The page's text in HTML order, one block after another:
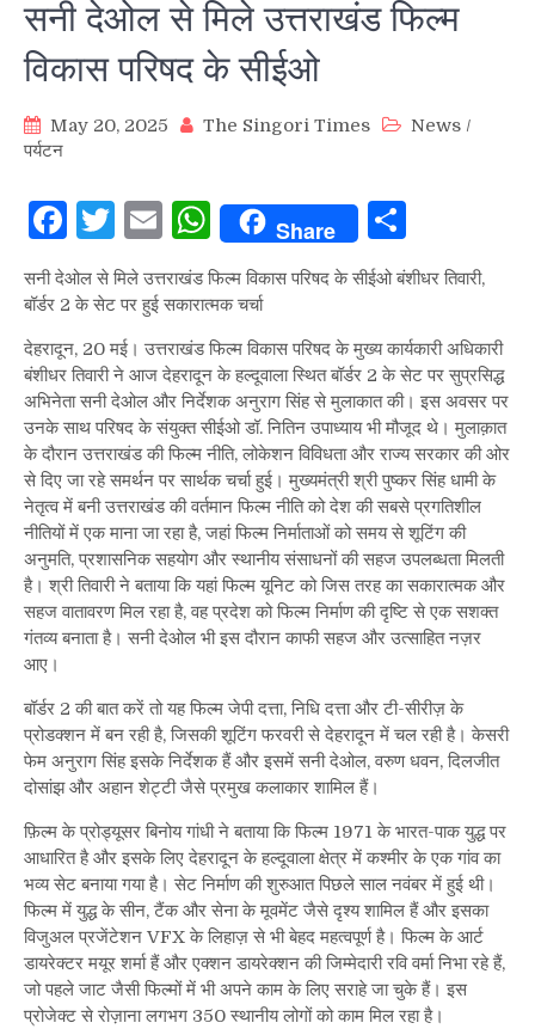
सनी देओल से मिले उत्तराखंड फिल्म
विकास परिषद के सीईओ
May 20, 2025 The Singori Times News /
पर्यटन
Facebook
Twitter
EmailWhatsApp
Share
सनी देओल से मिले उत्तराखंड फिल्म विकास परिषद के सीईओ बंशीधर तिवारी,
बॉर्डर 2 के सेट पर हुई सकारात्मक चर्चा
देहरादून, 20 मई। उत्तराखंड फिल्म विकास परिषद के मुख्य कार्यकारी अधिकारी
बंशीधर तिवारी ने आज देहरादून के हल्दूवाला स्थित बॉर्डर 2 के सेट पर सुप्रसिद्ध
अभिनेता सनी देओल और निर्देशक अनुराग सिंह से मुलाकात की। इस अवसर पर
उनके साथ परिषद के संयुक्त सीईओ डॉ. नितिन उपाध्याय भी मौजूद थे। मुलाक़ात
के दौरान उत्तराखंड की फिल्म नीति, लोकेशन विविधता और राज्य सरकार की ओर
से दिए जा रहे समर्थन पर सार्थक चर्चा हुई। मुख्यमंत्री श्री पुष्कर सिंह धामी के
नेतृत्व में बनी उत्तराखंड की वर्तमान फिल्म नीति को देश की सबसे प्रगतिशील
नीतियों में एक माना जा रहा है, जहां फिल्म निर्माताओं को समय से शूटिंग की
अनुमति, प्रशासनिक सहयोग और स्थानीय संसाधनों की सहज उपलब्धता मिलती
है। श्री तिवारी ने बताया कि यहां फिल्म यूनिट को जिस तरह का सकारात्मक और
सहज वातावरण मिल रहा है, वह प्रदेश को फिल्म निर्माण की दृष्टि से एक सशक्त
गंतव्य बनाता है। सनी देओल भी इस दौरान काफी सहज और उत्साहित नज़र
आए।
बॉर्डर 2 की बात करें तो यह फिल्म जेपी दत्ता, निधि दत्ता और टी-सीरीज़ के
प्रोडक्शन में बन रही है, जिसकी शूटिंग फरवरी से देहरादून में चल रही है। केसरी
फेम अनुराग सिंह इसके निर्देशक हैं और इसमें सनी देओल, वरुण धवन, दिलजीत
दोसांझ और अहान शेट्टी जैसे प्रमुख कलाकार शामिल हैं।
फ़िल्म के प्रोड्यूसर बिनोय गांधी ने बताया कि फिल्म 1971 के भारत-पाक युद्ध पर
आधारित है और इसके लिए देहरादून के हल्दूवाला क्षेत्र में कश्मीर के एक गांव का
भव्य सेट बनाया गया है। सेट निर्माण की शुरुआत पिछले साल नवंबर में हुई थी।
फिल्म में युद्ध के सीन, टैंक और सेना के मूवमेंट जैसे दृश्य शामिल हैं और इसका
विजुअल प्रजेंटेशन VFX के लिहाज़ से भी बेहद महत्वपूर्ण है। फिल्म के आर्ट
डायरेक्टर मयूर शर्मा हैं और एक्शन डायरेक्शन की जिम्मेदारी रवि वर्मा निभा रहे हैं,
जो पहले जाट जैसी फिल्मों में भी अपने काम के लिए सराहे जा चुके हैं। इस
प्रोजेक्ट से रोज़ाना लगभग 350 स्थानीय लोगों को काम मिल रहा है।